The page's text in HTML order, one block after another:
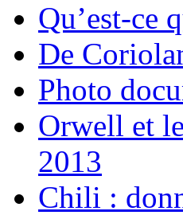
Qu’est-ce
De
Photo
Orwell et
2013
Chili :